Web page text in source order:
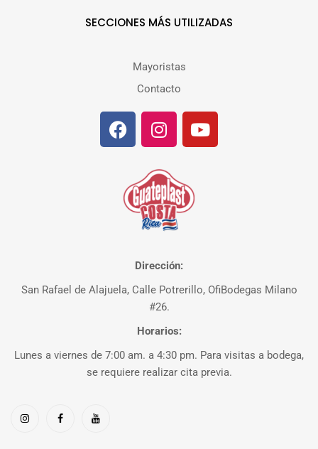
SECCIONES MÁS UTILIZADAS
Mayoristas
Contacto
Dirección:
San Rafael de Alajuela, Calle Potrerillo, OfiBodegas Milano
#26.
Horarios:
Lunes a viernes de 7:00 am. a 4:30 pm. Para visitas a bodega,
se requiere realizar cita previa.